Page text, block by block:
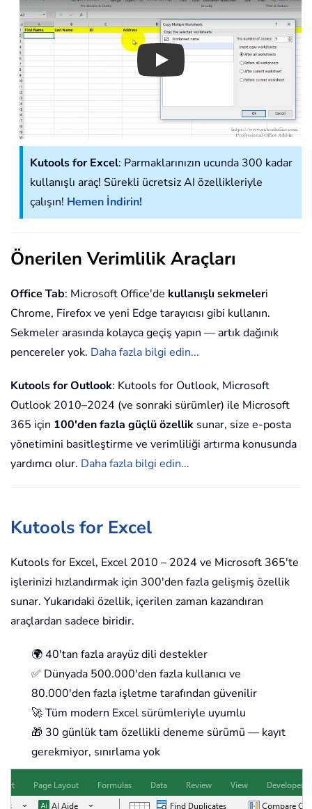
Play
Kutools for Excel: Parmaklarınızın ucunda 300 kadar
kullanışlı araç! Sürekli ücretsiz AI özellikleriyle
çalışın! Hemen İndirin!
Önerilen Verimlilik Araçları
Office Tab: Microsoft Office'de kullanışlı sekmeleri
Chrome, Firefox ve yeni Edge tarayıcısı gibi kullanın.
Sekmeler arasında kolayca geçiş yapın — artık dağınık
pencereler yok. Daha fazla bilgi edin...
Kutools for Outlook: Kutools for Outlook, Microsoft
Outlook 2010–2024 (ve sonraki sürümler) ile Microsoft
365 için 100'den fazla güçlü özellik sunar, size e-posta
yönetimini basitleştirme ve verimliliği artırma konusunda
yardımcı olur. Daha fazla bilgi edin...
Kutools for Excel
Kutools for Excel, Excel 2010 – 2024 ve Microsoft 365'te
işlerinizi hızlandırmak için 300'den fazla gelişmiş özellik
sunar. Yukarıdaki özellik, içerilen zaman kazandıran
araçlardan sadece biridir.
🌍 40'tan fazla arayüz dili destekler
✅ Dünyada 500.000'den fazla kullanıcı ve
80.000'den fazla işletme tarafından güvenilir
🚀 Tüm modern Excel sürümleriyle uyumlu
🎁 30 günlük tam özellikli deneme sürümü — kayıt
gerekmiyor, sınırlama yok